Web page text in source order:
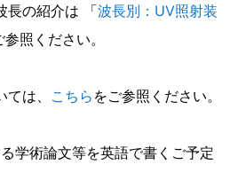
長の紹介は 「波長別：UV照射装
参照ください。
は、 こちら をご参照ください。
学術論文等を英語で書くご予定